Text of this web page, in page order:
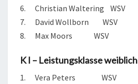
6. Christian Waltering WSV
7. David Wollborn WSV
8. Max Moors WSV
K I – Leistungsklasse weiblich
1. Vera Peters WSV